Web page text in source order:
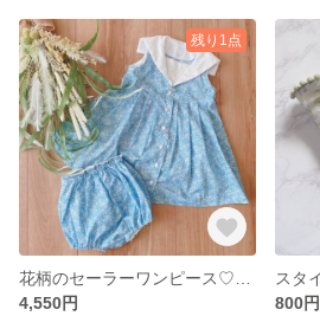
残り1点
4,550円
800円